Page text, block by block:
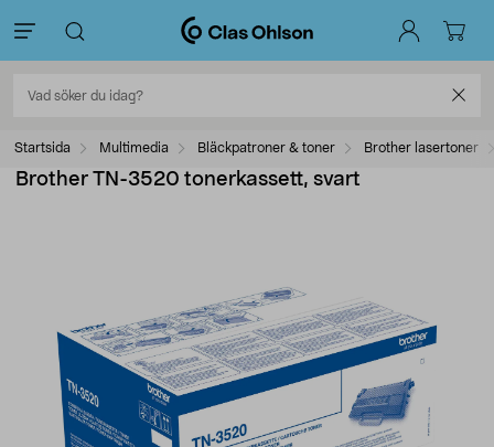
Startsida Multimedia Bläckpatroner & toner Brother lasertoner
Brother TN-3520 tonerkassett, svart